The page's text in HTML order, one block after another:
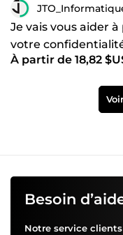
Je vais vous aider
votre
À partir de 18,82
Besoin
Notre service